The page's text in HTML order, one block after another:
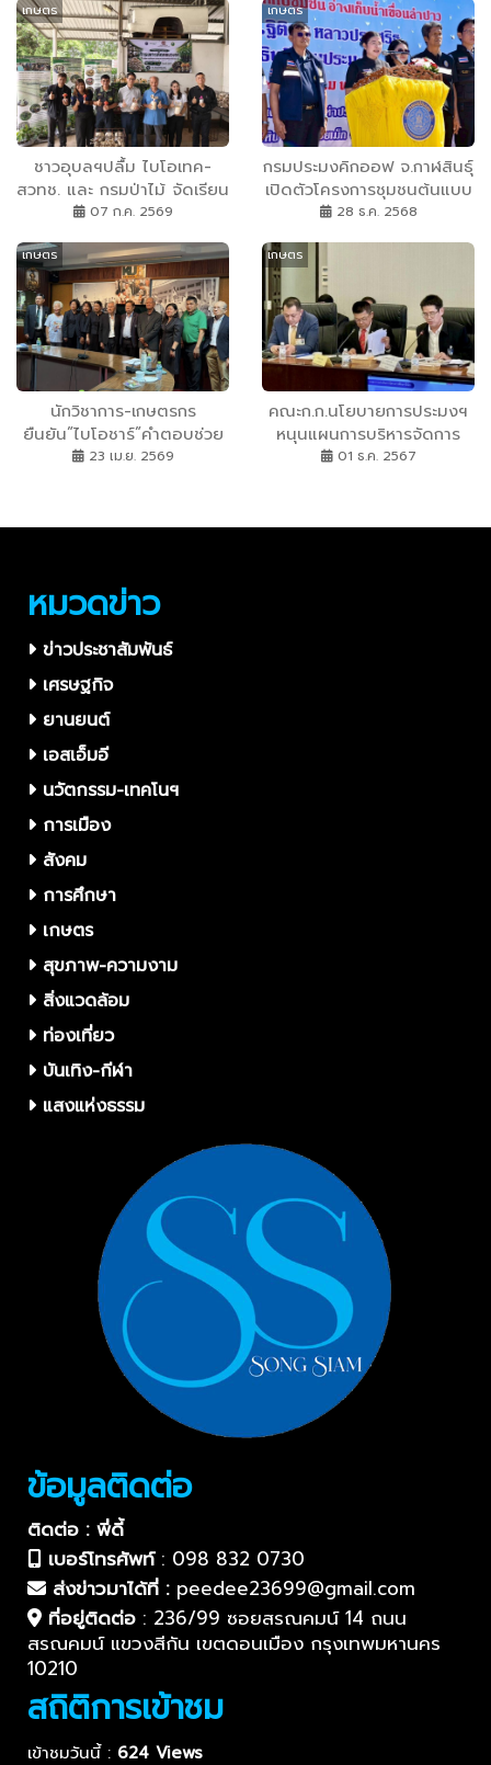
เกษตร
ชาวอุบลฯปลื้ม ไบโอเทค-
สวทช. และ กรมป่าไม้ จัดเรียน
รู้ทดลองเพาะเห็ดป่า ดัน
สร้างความมั่นคงทางอาหาร-
เสริมรายได้เกษตรกรอีสาน
ยั่งยืน
07 ก.ค. 2569
เกษตร
กรมประมงคิกออฟ จ.กาฬสินธุ์
เปิดตัวโครงการชุมชนต้นแบบ
การจัดการกุ้งก้ามกราม มุ่ง
ยกระดับคุณภาพชีวิตอย่าง
28 ธ.ค. 2568
เกษตร
นักวิชาการ-เกษตรกร
ยืนยัน”ไบโอชาร์”คำตอบช่วย
ลดวิกฤติปุ๋ยแพง มูลนิธิ
ปัญหาปุ๋ยขาดแคลน
23 เม.ย. 2569
เกษตร
คณะก.ก.นโยบายการประมงฯ
หนุนแผนการบริหารจัดการ
ประมงยั่งยืน พร้อมตั้งคณะ
01 ธ.ค. 2567
หมวดข่าว
ข่าวประชาสัมพันธ์
เศรษฐกิจ
ยานยนต์
เอสเอ็มอี
นวัตกรรม-เทคโนฯ
การเมือง
สังคม
การศึกษา
เกษตร
สุขภาพ-ความงาม
สิ่งแวดล้อม
ท่องเที่ยว
บันเทิง-กีฬา
แสงแห่งธรรม
ข้อมูลติดต่อ
ติดต่อ : พี่ดี้
เบอร์โทรศัพท์: 098 832 0730
ส่งข่าวมาได้ที่ : peedee23699@gmail.com
ที่อยู่ติดต่อ : 236/99 ซอยสรณคมน์ 14 ถนน
สรณคมน์ แขวงสีกัน เขตดอนเมือง กรุงเทพมหานคร
10210
สถิติการเข้าชม
เข้าชมวันนี้ : 624 Views